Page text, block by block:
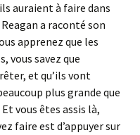
auraient à faire dans
a raconté son
apprenez que les
vous savez que
et qu’ils vont
plus grande que
vous êtes assis là,
faire est d’appuyer sur